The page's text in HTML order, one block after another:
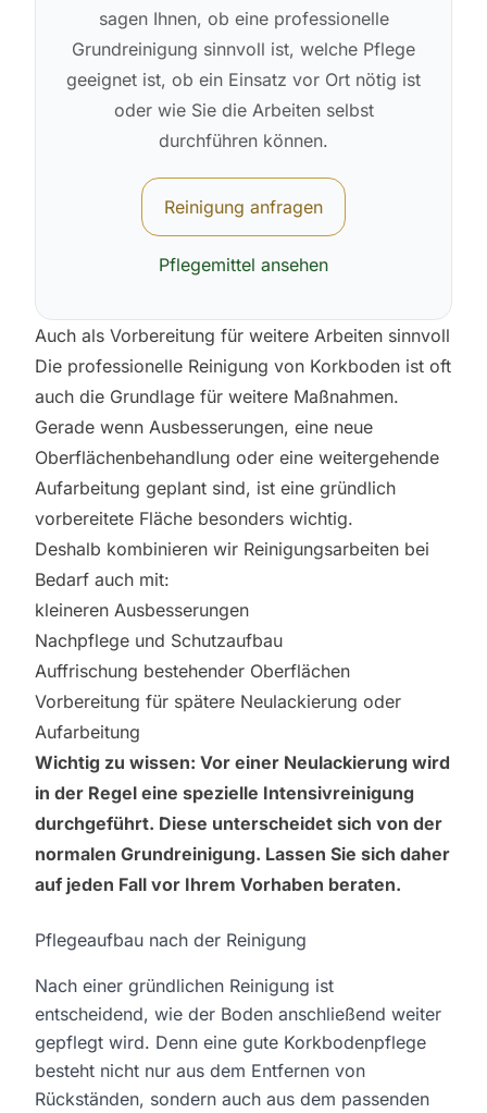
sagen Ihnen, ob eine professionelle
Grundreinigung sinnvoll ist, welche Pflege
geeignet ist, ob ein Einsatz vor Ort nötig ist
oder wie Sie die Arbeiten selbst
durchführen können.
Reinigung anfragen
Pflegemittel ansehen
Auch als Vorbereitung für weitere Arbeiten sinnvoll
Die professionelle Reinigung von Korkboden ist oft
auch die Grundlage für weitere Maßnahmen.
Gerade wenn Ausbesserungen, eine neue
Oberflächenbehandlung oder eine weitergehende
Aufarbeitung geplant sind, ist eine gründlich
vorbereitete Fläche besonders wichtig.
Deshalb kombinieren wir Reinigungsarbeiten bei
Bedarf auch mit:
kleineren Ausbesserungen
Nachpflege und Schutzaufbau
Auffrischung bestehender Oberflächen
Vorbereitung für spätere Neulackierung oder
Aufarbeitung
Wichtig zu wissen: Vor einer Neulackierung wird
in der Regel eine spezielle Intensivreinigung
durchgeführt. Diese unterscheidet sich von der
normalen Grundreinigung. Lassen Sie sich daher
auf jeden Fall vor Ihrem Vorhaben beraten.
Pflegeaufbau nach der Reinigung
Nach einer gründlichen Reinigung ist
entscheidend, wie der Boden anschließend weiter
gepflegt wird. Denn eine gute Korkbodenpflege
besteht nicht nur aus dem Entfernen von
Rückständen, sondern auch aus dem passenden